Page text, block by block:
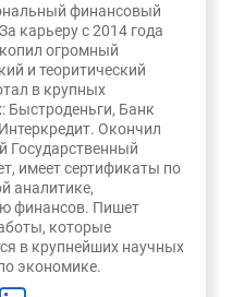
финансовый
карьеру с 2014 года
огромный
и теоритический
в крупных
Быстроденьги, Банк
Окончил
Государственный
имеет сертификаты по
аналитике,
финансов. Пишет
которые
в крупнейших научных
экономике.